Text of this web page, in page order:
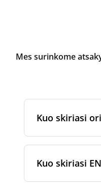
Mes surinkome
Kuo skiriasi
arba jam skirtų
Kuo skiriasi